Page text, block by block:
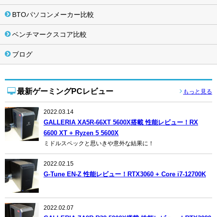
BTOパソコンメーカー比較
ベンチマークスコア比較
ブログ
最新ゲーミングPCレビュー もっと見る
2022.03.14
GALLERIA XA5R-66XT 5600X搭載 性能レビュー！RX
6600 XT + Ryzen 5 5600X
ミドルスペックと思いきや意外な結果に！
2022.02.15
G-Tune EN-Z 性能レビュー！RTX3060 + Core i7-12700K
2022.02.07